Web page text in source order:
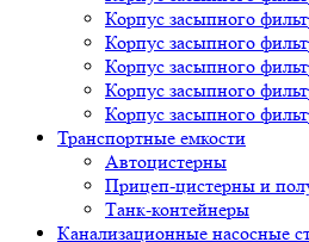
Корпус засыпного
Корпус засыпного
Корпус засыпного
Корпус засыпного
Корпус засыпного
Транспортные емкости
Автоцистерны
Прицеп-цистерны и
Танк-контейнеры
Канализационные насосные